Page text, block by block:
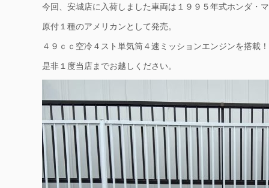
今回、安城店に入荷しました車両は１９９５年式ホンダ・
原付１種のアメリカンとして発売。
４９ｃｃ空冷４スト単気筒４速ミッションエンジンを搭載！
是非１度当店までお越しください。